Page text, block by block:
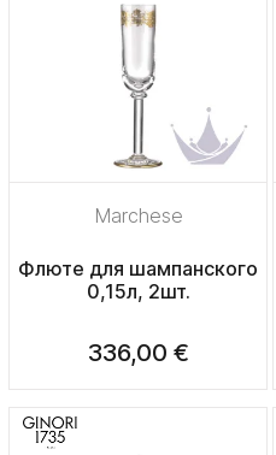
Marchese
Флюте для шампанского
0,15л, 2шт.
336,00 €